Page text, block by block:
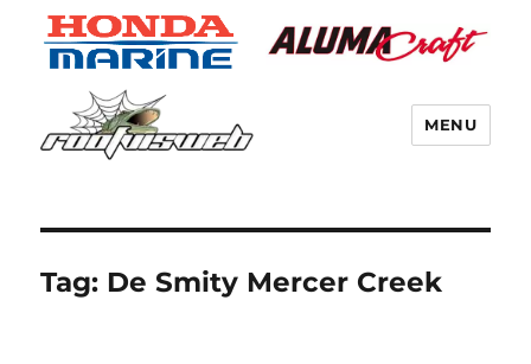
MENU
Tag: De Smity Mercer Creek